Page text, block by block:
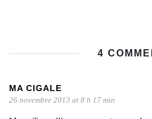
4
MA CIGALE
26 novembre 2013 at 8 h 17 min